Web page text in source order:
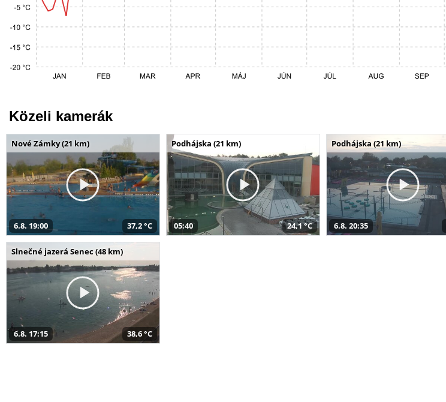
Közeli kamerák
Nové Zámky (21 km)
6.8. 19:00 37,2 °C
Podhájska (21 km)
05:40 24,1 °C
Podhájska (21 km)
6.8. 20:35
Slnečné jazerá Senec (48 km)
6.8. 17:15 38,6 °C